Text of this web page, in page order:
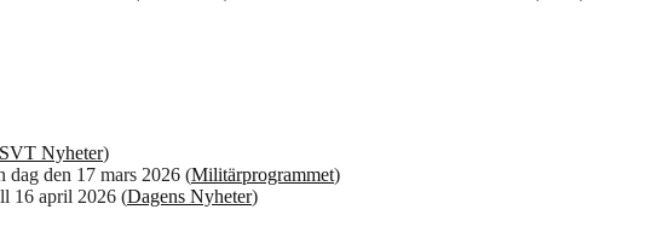
SVT Nyheter)
dag den 17 mars 2026 (Militärprogrammet)
16 april 2026 (Dagens Nyheter)